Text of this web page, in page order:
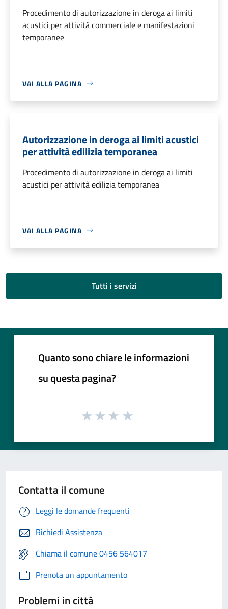
Procedimento di autorizzazione in deroga ai limiti
acustici per attività commerciale e manifestazioni
temporanee
VAI ALLA PAGINA
Autorizzazione in deroga ai limiti acustici
per attività edilizia temporanea
Procedimento di autorizzazione in deroga ai limiti
acustici per attività edilizia temporanea
VAI ALLA PAGINA
Tutti i servizi
Quanto sono chiare le informazioni
su questa pagina?
Contatta il comune
Leggi le domande frequenti
Richiedi Assistenza
Chiama il comune 0456 564017
Prenota un appuntamento
Problemi in città